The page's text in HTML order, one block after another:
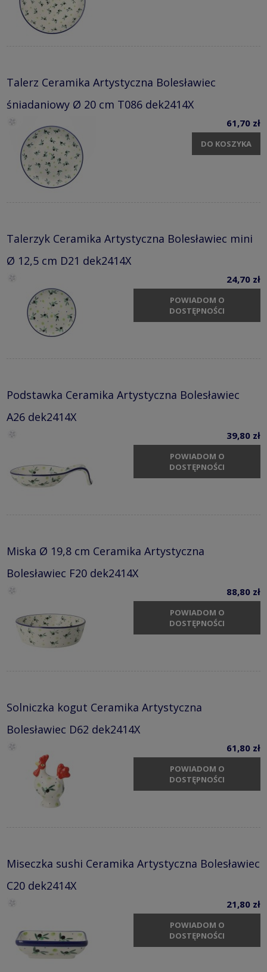
Talerz Ceramika Artystyczna Bolesławiec
śniadaniowy Ø 20 cm T086 dek2414X
61,70 zł
DO KOSZYKA
Talerzyk Ceramika Artystyczna Bolesławiec mini
Ø 12,5 cm D21 dek2414X
24,70 zł
POWIADOM O
DOSTĘPNOŚCI
Podstawka Ceramika Artystyczna Bolesławiec
A26 dek2414X
39,80 zł
POWIADOM O
DOSTĘPNOŚCI
Miska Ø 19,8 cm Ceramika Artystyczna
Bolesławiec F20 dek2414X
88,80 zł
POWIADOM O
DOSTĘPNOŚCI
Solniczka kogut Ceramika Artystyczna
Bolesławiec D62 dek2414X
61,80 zł
POWIADOM O
DOSTĘPNOŚCI
Miseczka sushi Ceramika Artystyczna Bolesławiec
C20 dek2414X
21,80 zł
POWIADOM O
DOSTĘPNOŚCI